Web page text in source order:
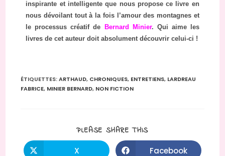
inspirante et intelligente que nous propose ce livre en
nous dévoilant tout à la fois l’amour des montagnes et
le processus créatif de
Bernard Minier. Qui aime les
livres de cet auteur doit absolument découvrir celui-ci !
ÉTIQUETTES:ARTHAUD, CHRONIQUES, ENTRETIENS, LARDREAU
FABRICE, MINIER BERNARD, NON FICTION
PLEASE SHARE THIS
X
Facebook